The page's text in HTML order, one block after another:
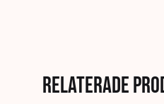
Relaterade